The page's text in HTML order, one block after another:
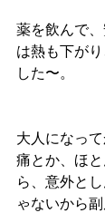
薬を飲んで
は熱も下が
した〜。
大人になっ
痛とか、ほ
ら、意外と
ゃないから